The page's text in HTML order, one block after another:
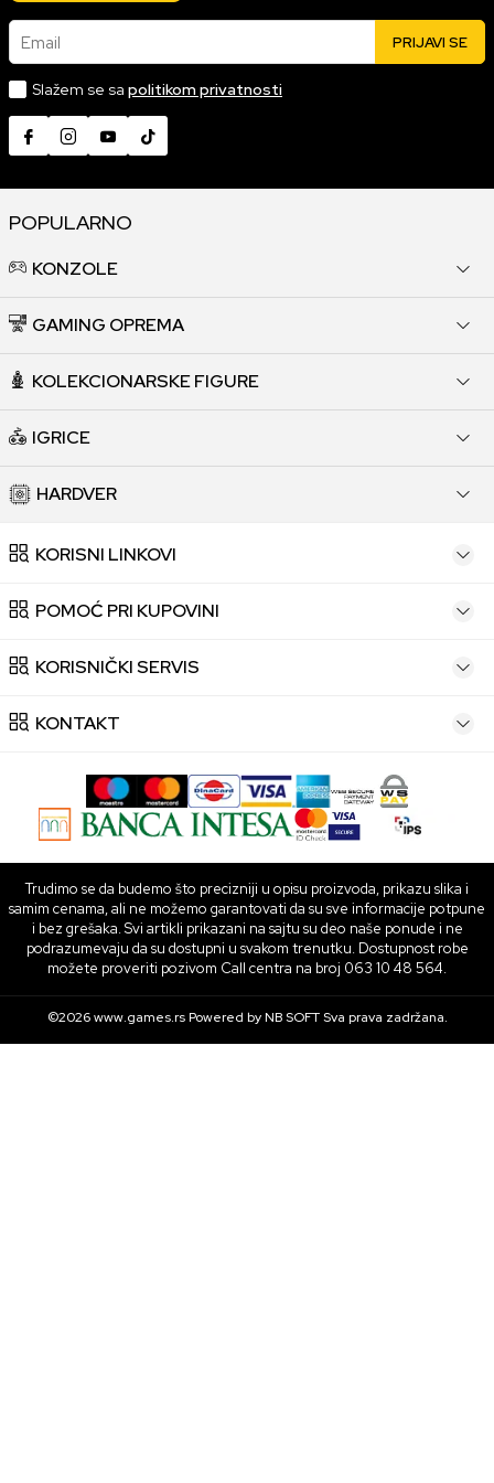
Email PRIJAVI SE
Slažem se sa politikom privatnosti
POPULARNO
KONZOLE
GAMING OPREMA
KOLEKCIONARSKE FIGURE
IGRICE
HARDVER
KORISNI LINKOVI
POMOĆ PRI KUPOVINI
KORISNIČKI SERVIS
KONTAKT
Trudimo se da budemo što precizniji u opisu proizvoda, prikazu slika i
samim cenama, ali ne možemo garantovati da su sve informacije potpune
i bez grešaka. Svi artikli prikazani na sajtu su deo naše ponude i ne
podrazumevaju da su dostupni u svakom trenutku. Dostupnost robe
možete proveriti pozivom Call centra na broj 063 10 48 564.
©2026www.games.rs Powered byNB SOFTSva prava zadržana.